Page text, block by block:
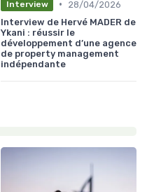
Interview •
28/04/2026
Interview de Hervé MADER de
Ykani : réussir le
développement d’une agence
de property management
indépendante